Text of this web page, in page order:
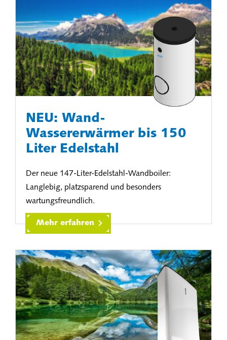
NEU: Wand-
Wassererwärmer bis 150
Liter Edelstahl
Der neue 147-Liter-Edelstahl-Wandboiler:
Langlebig, platzsparend und besonders
wartungsfreundlich.
Mehr erfahren